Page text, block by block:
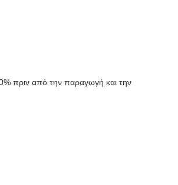
πριν από την παραγωγή και την